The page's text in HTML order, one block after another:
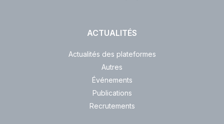
ACTUALITÉS
Actualités des plateformes
Autres
Événements
Publications
Recrutements